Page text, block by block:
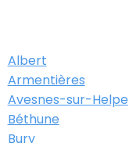
Albert
Armentières
Avesnes-sur-Helpe
Béthune
Bury